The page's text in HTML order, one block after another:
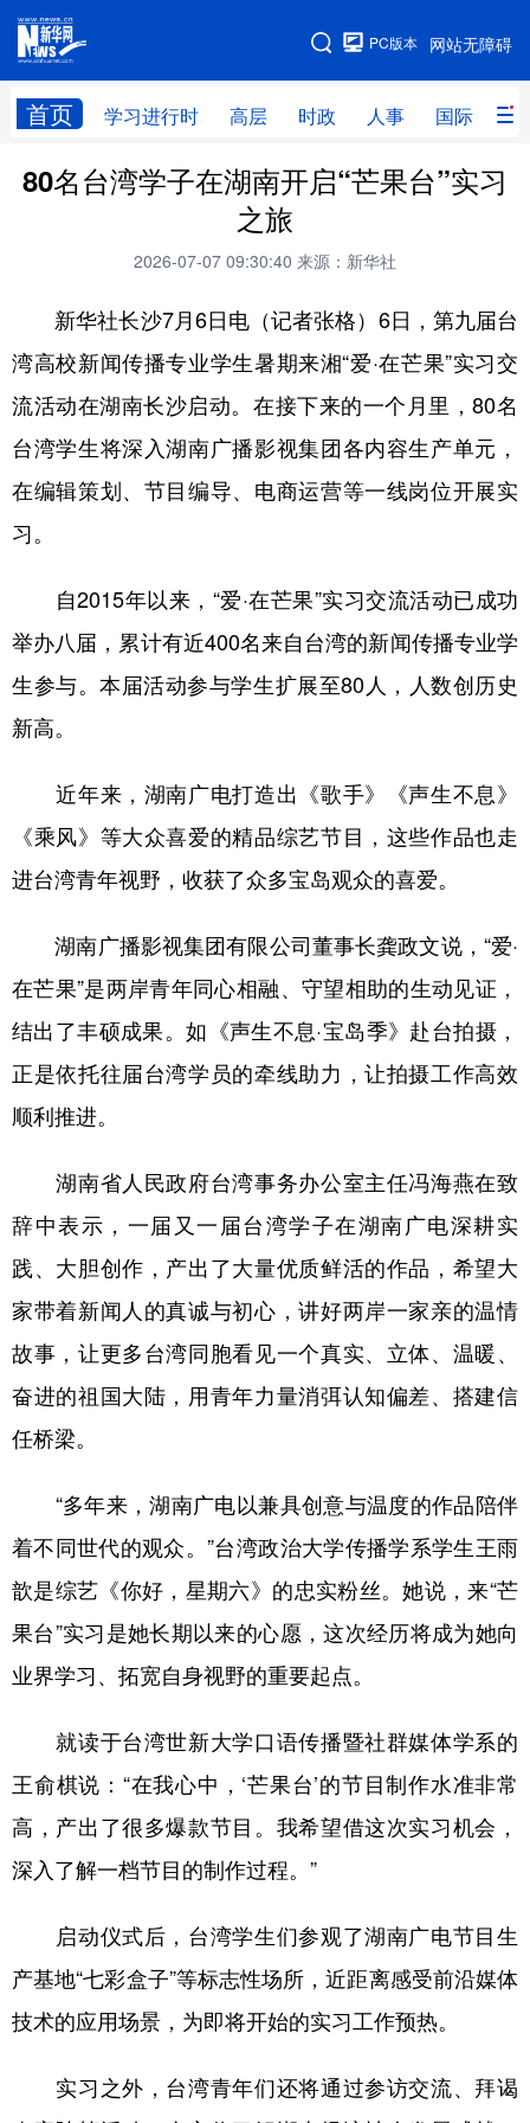
网站无障碍
PC版本
首页 学习进行时 高层 时政 人事 国际 财
网站地图
学习进行时 高层 时政 人事
全球连线
科技 科创 量子 体育
文化 书画 健康 军事
法律 中央文件 金融 汽车
彩票 娱乐 时尚 悦读
地方频道
浙江 安徽 福建 江西
山东 河南 湖北 湖南
广东
四川 贵州 云南 西藏
陕西 甘肃 青海 宁夏
新疆 内蒙古 黑龙江
多语种频道
English Español Français عربى
Deutsch Português
80名台湾学子在湖南开启“芒果台”实习
之旅
2026-07-07 09:30:40 来源：新华社
新华社长沙7月6日电（记者张格）6日，第九届台
湾高校新闻传播专业学生暑期来湘“爱·在芒果”实习交
流活动在湖南长沙启动。在接下来的一个月里，80名
台湾学生将深入湖南广播影视集团各内容生产单元，
在编辑策划、节目编导、电商运营等一线岗位开展实
习。
自2015年以来，“爱·在芒果”实习交流活动已成功
举办八届，累计有近400名来自台湾的新闻传播专业学
生参与。本届活动参与学生扩展至80人，人数创历史
新高。
近年来，湖南广电打造出《歌手》《声生不息》
《乘风》等大众喜爱的精品综艺节目，这些作品也走
进台湾青年视野，收获了众多宝岛观众的喜爱。
湖南广播影视集团有限公司董事长龚政文说，“爱·
在芒果”是两岸青年同心相融、守望相助的生动见证，
结出了丰硕成果。如《声生不息·宝岛季》赴台拍摄，
正是依托往届台湾学员的牵线助力，让拍摄工作高效
顺利推进。
湖南省人民政府台湾事务办公室主任冯海燕在致
辞中表示，一届又一届台湾学子在湖南广电深耕实
践、大胆创作，产出了大量优质鲜活的作品，希望大
家带着新闻人的真诚与初心，讲好两岸一家亲的温情
故事，让更多台湾同胞看见一个真实、立体、温暖、
奋进的祖国大陆，用青年力量消弭认知偏差、搭建信
任桥梁。
“多年来，湖南广电以兼具创意与温度的作品陪伴
着不同世代的观众。”台湾政治大学传播学系学生王雨
歆是综艺《你好，星期六》的忠实粉丝。她说，来“芒
果台”实习是她长期以来的心愿，这次经历将成为她向
业界学习、拓宽自身视野的重要起点。
就读于台湾世新大学口语传播暨社群媒体学系的
王俞棋说：“在我心中，‘芒果台’的节目制作水准非常
高，产出了很多爆款节目。我希望借这次实习机会，
深入了解一档节目的制作过程。”
启动仪式后，台湾学生们参观了湖南广电节目生
产基地“七彩盒子”等标志性场所，近距离感受前沿媒体
技术的应用场景，为即将开始的实习工作预热。
实习之外，台湾青年们还将通过参访交流、拜谒